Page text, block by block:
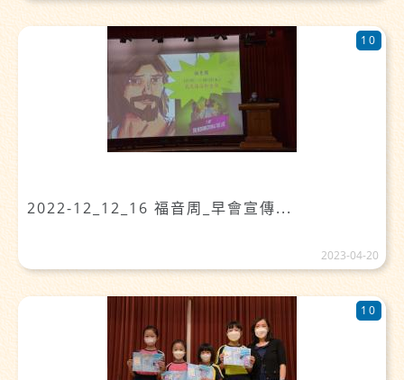
2022-12_12_16 福音周_早會宣傳...
10
2023-04-20
10